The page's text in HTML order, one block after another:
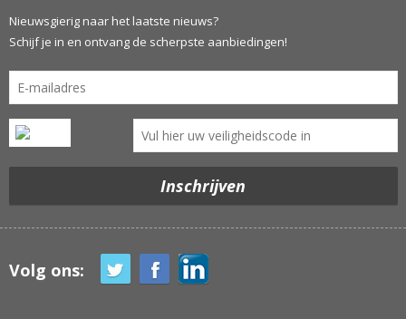
Nieuwsgierig naar het laatste nieuws?
Schijf je in en ontvang de scherpste aanbiedingen!
Volg ons: